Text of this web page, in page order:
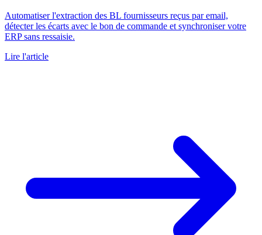
Automatiser l'extraction des BL fournisseurs reçus par email,
détecter les écarts avec le bon de commande et synchroniser votre
ERP sans ressaisie.
Lire l'article